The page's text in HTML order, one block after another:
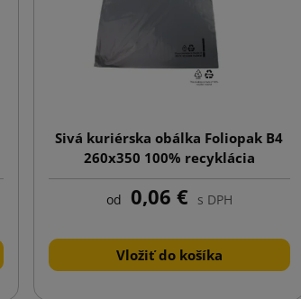
Sivá kuriérska obálka Foliopak B4
260x350 100% recyklácia
od 0,06 € s DPH
Vložiť do košíka